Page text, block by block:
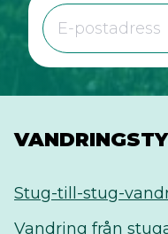
Stug-till-stug-
Vandring från